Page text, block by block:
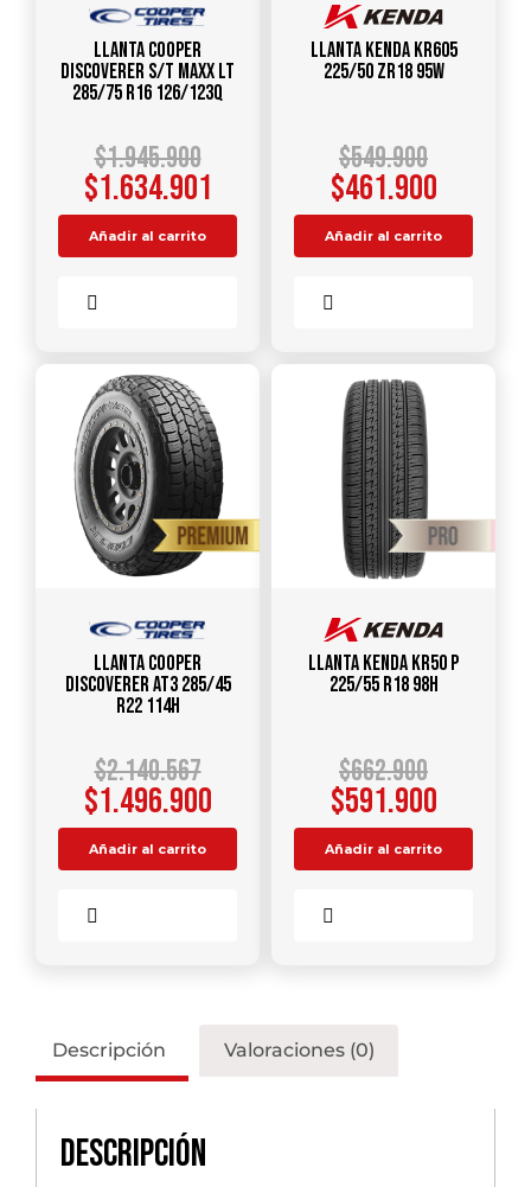
Llanta COOPER
DISCOVERER S/T MAXX LT
285/75 R16 126/123Q
$1.945.900
$1.634.901
Añadir al carrito
Llanta KENDA KR605
225/50 ZR18 95W
$549.900
$461.900
Añadir al carrito
Llanta COOPER
DISCOVERER AT3 285/45
R22 114H
$2.140.567
$1.496.900
Añadir al carrito
Llanta KENDA KR50 P
225/55 R18 98H
$662.900
$591.900
Añadir al carrito
Descripción Valoraciones (0)
Descripción